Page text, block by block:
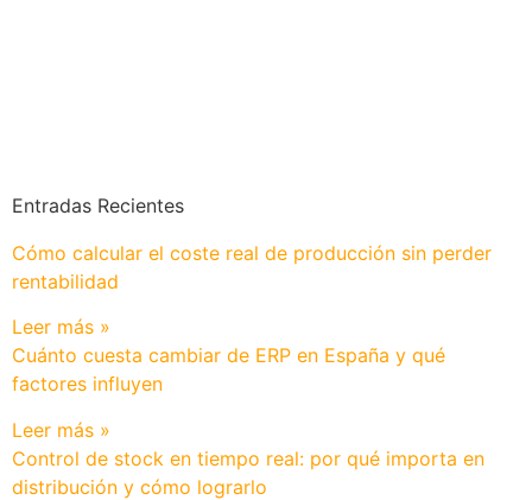
Entradas Recientes
Cómo calcular el coste real de producción sin perder
rentabilidad
Leer más »
Cuánto cuesta cambiar de ERP en España y qué
factores influyen
Leer más »
Control de stock en tiempo real: por qué importa en
distribución y cómo lograrlo